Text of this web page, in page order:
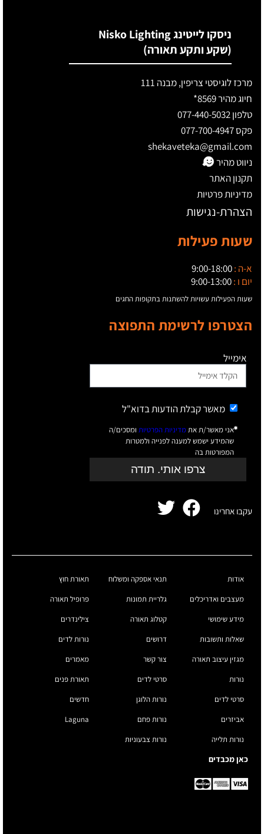
ניסקו לייטינג Nisko Lighting
(שקע ותקע תאורה)
מרכז לוגיסטי צריפין, מבנה 111
חיוג מהיר 8569*
טלפון 077-440-5032
פקס 077-700-4947
shekaveteka@gmail.com
ניווט מהיר
תקנון האתר
מדיניות פרטיות
הצהרת-נגישות
שעות פעילות
א-ה :9:00-18:00
יום ו :9:00-13:00
שעות הפעילות עשויות להשתנות בתקופות החגים
הצטרפו לרשימת התפוצה
אימייל
מאשר קבלת הודעות בדוא"ל
אני מאשר/ת אתמדיניות הפרטיות ומסכים/ה
שהמידע ישמש למענה לפנייה ולמטרות
המפורטות בה
צרפו אותי. תודה
עקבו אחרינו
אודות
מעצבים ואדריכלים
מידע שימושי
שאלות ותשובות
מגזין עיצוב תאורה
תנאי אספקה ומשלוח
גלריית תמונות
קטלוג תאורה
דרושים
צור קשר
תאורת חוץ
פרופיל תאורה
צילינדרים
נורות לדים
מאמרים
נורות
סרטי לדים
אביזרים
נורות תלייה
סרטי לדים
נורות הלוגן
נורות פחם
נורות צבעוניות
תאורת פנים
חדשים
Laguna
כאן מכבדים